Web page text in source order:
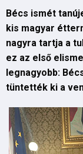
Bécs ismét
kis magyar
nagyra tartja a
ez az első
legnagyobb:
tüntették ki a